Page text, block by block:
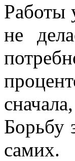
Работы
не
Борьбу
самих.